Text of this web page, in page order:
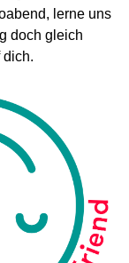
lerne uns
doch gleich
dich.